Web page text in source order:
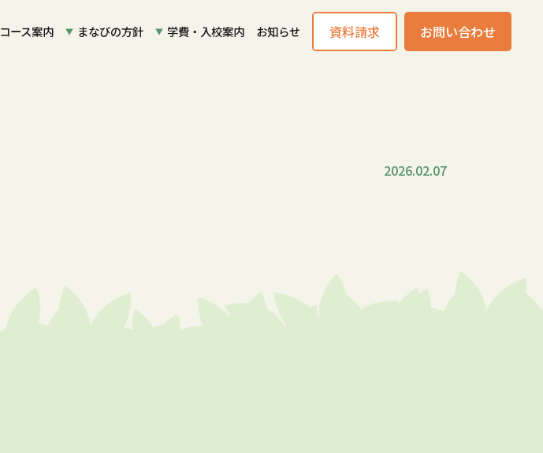
コース案内 まなびの方針 学費・入校案内 お知らせ 資料請求 お問い合わせ
2026.02.07